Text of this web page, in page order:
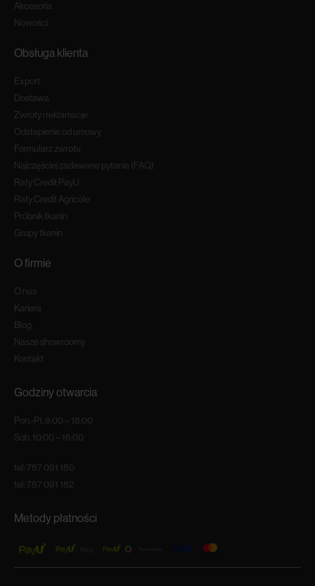
Akcesoria
Nowości
Obsługa klienta
Export
Dostawa
Zwroty i reklamacje
Odstapienie od umowy
Formularz zwrotu
Najczęściej zadawane pytania (FAQ)
Raty Credit PayU
Raty Credit Agricole
Próbnik tkanin
Grupy tkanin
O firmie
O nas
Kariera
Blog
Nasze showroomy
Kontakt
Godziny otwarcia
Pon.-Pt. 9:00 – 18:00
Sob. 10:00 – 16:00
tel: 787 091 180
tel: 787 091 182
Metody płatności